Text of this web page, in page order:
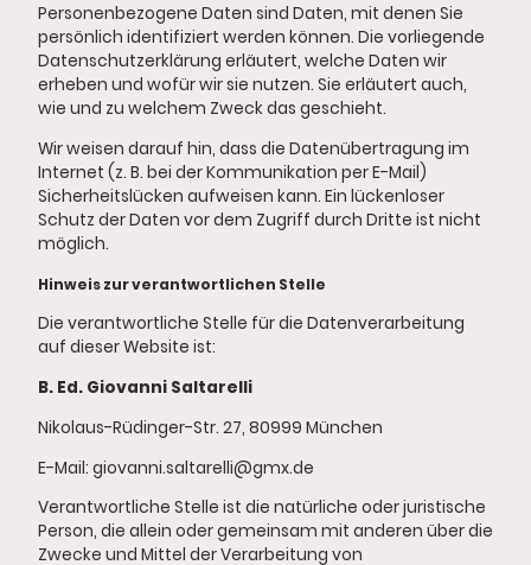
Personenbezogene Daten sind Daten, mit denen Sie
persönlich identifiziert werden können. Die vorliegende
Datenschutzerklärung erläutert, welche Daten wir
erheben und wofür wir sie nutzen. Sie erläutert auch,
wie und zu welchem Zweck das geschieht.
Wir weisen darauf hin, dass die Datenübertragung im
Internet (z. B. bei der Kommunikation per E-Mail)
Sicherheitslücken aufweisen kann. Ein lückenloser
Schutz der Daten vor dem Zugriff durch Dritte ist nicht
möglich.
Hinweis zur verantwortlichen Stelle
Die verantwortliche Stelle für die Datenverarbeitung
auf dieser Website ist:
B. Ed. Giovanni Saltarelli
Nikolaus-Rüdinger-Str. 27, 80999 München
E-Mail: giovanni.saltarelli@gmx.de
Verantwortliche Stelle ist die natürliche oder juristische
Person, die allein oder gemeinsam mit anderen über die
Zwecke und Mittel der Verarbeitung von